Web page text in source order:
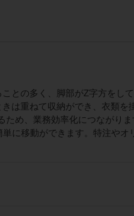
との多く、脚部がZ字方をし
は重ねて収納ができ、衣類
め、業務効率化につながり
に移動ができます。特注や